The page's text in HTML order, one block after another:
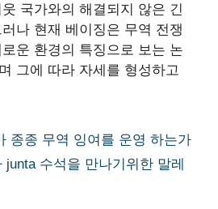
국가와의 해결되지 않은 긴
나 현재 베이징은 무역 전쟁
운 환경의 특징으로 보는 논
그에 따라 자세를 형성하고
종종 무역 잉여를 운영 하는가
junta 수석을 만나기위한 말레